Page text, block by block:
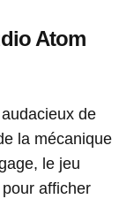
Atom
de
la mécanique
le jeu
afficher